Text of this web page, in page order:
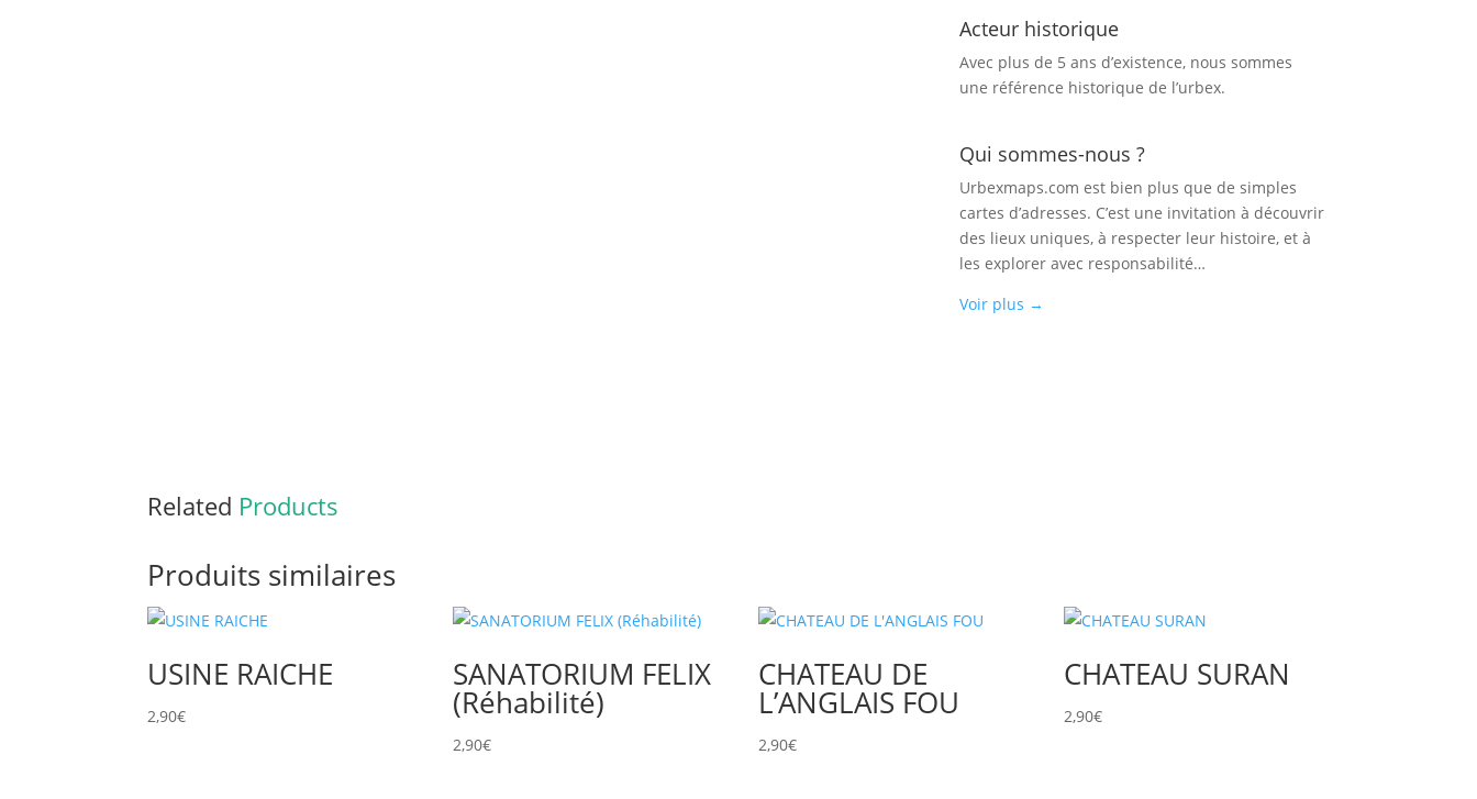
Acteur historique
Avec plus de 5 ans d’existence, nous sommes
une référence historique de l’urbex.
Qui sommes-nous ?
Urbexmaps.com est bien plus que de simples
cartes d’adresses. C’est une invitation à découvrir
des lieux uniques, à respecter leur histoire, et à
les explorer avec responsabilité…
Voir plus →
Related Products
Produits similaires
USINE RAICHE
2,90€
SANATORIUM FELIX
(Réhabilité)
2,90€
CHATEAU DE
L’ANGLAIS FOU
2,90€
CHATEAU SURAN
2,90€